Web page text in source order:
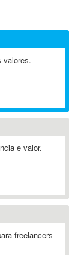
valores.
e valor.
freelancers